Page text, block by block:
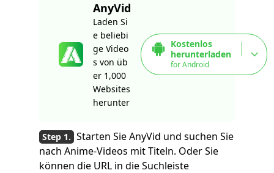
AnyVid
Laden Si
e beliebi
ge Video
s von üb
er 1,000
Websites
herunter
Kostenlos
herunterladen
for Android
Starten Sie AnyVid und suchen Sie
nach Anime-Videos mit Titeln. Oder Sie
können die URL in die Suchleiste